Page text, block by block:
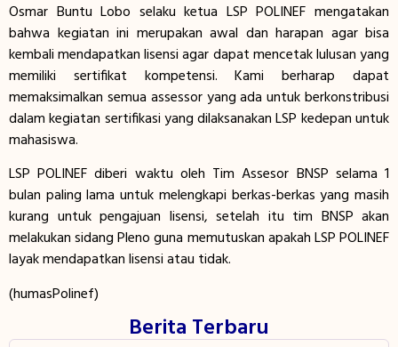
Osmar Buntu Lobo selaku ketua LSP POLINEF mengatakan
bahwa kegiatan ini merupakan awal dan harapan agar bisa
kembali mendapatkan lisensi agar dapat mencetak lulusan yang
memiliki sertifikat kompetensi. Kami berharap dapat
memaksimalkan semua assessor yang ada untuk berkonstribusi
dalam kegiatan sertifikasi yang dilaksanakan LSP kedepan untuk
mahasiswa.
LSP POLINEF diberi waktu oleh Tim Assesor BNSP selama 1
bulan paling lama untuk melengkapi berkas-berkas yang masih
kurang untuk pengajuan lisensi, setelah itu tim BNSP akan
melakukan sidang Pleno guna memutuskan apakah LSP POLINEF
layak mendapatkan lisensi atau tidak.
(humasPolinef)
Berita Terbaru